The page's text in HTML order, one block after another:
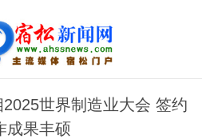
世界制造业大会 签约
成果丰硕